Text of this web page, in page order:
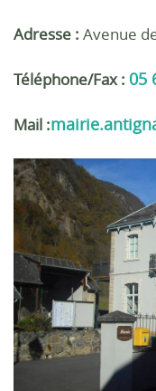
Adresse : Avenue
Téléphone/Fax : 05
Mail :